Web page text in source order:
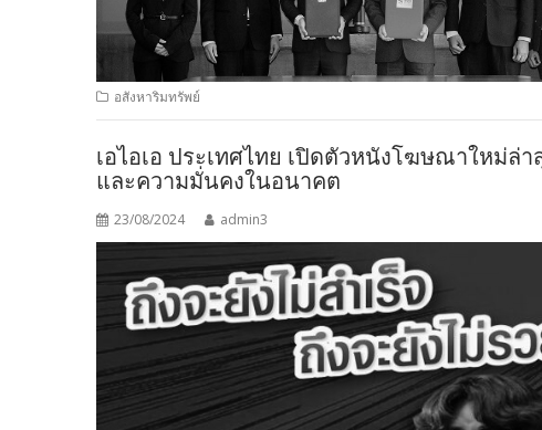
อสังหาริมทรัพย์
เอไอเอ ประเทศไทย เปิดตัวหนังโฆษณาใหม่ล่
และความมั่นคงในอนาคต
23/08/2024 admin3